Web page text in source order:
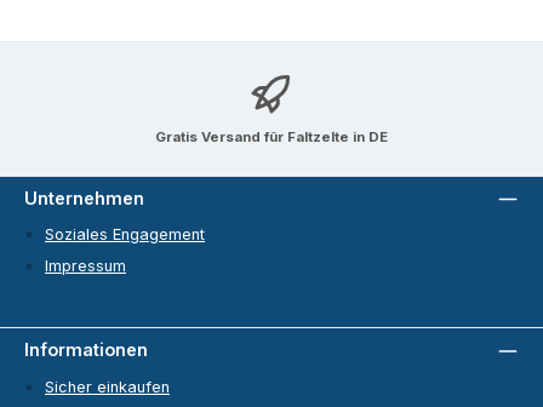
Gratis Versand für Faltzelte in DE
Unternehmen
Soziales Engagement
Impressum
Informationen
Sicher einkaufen